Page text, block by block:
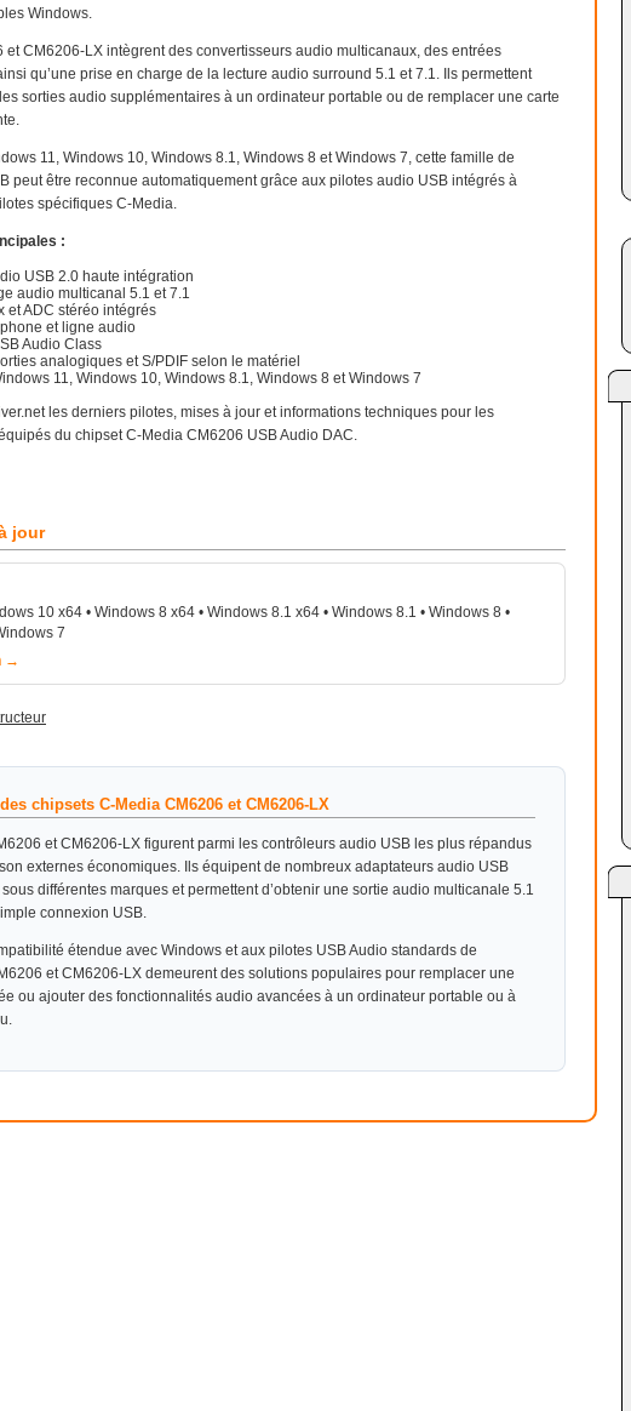
Windows.
et CM6206-LX intègrent des convertisseurs audio multicanaux, des entrées
qu’une prise en charge de la lecture audio surround 5.1 et 7.1. Ils permettent
sorties audio supplémentaires à un ordinateur portable ou de remplacer une carte
11, Windows 10, Windows 8.1, Windows 8 et Windows 7, cette famille de
peut être reconnue automatiquement grâce aux pilotes audio USB intégrés à
spécifiques C-Media.
:
USB 2.0 haute intégration
audio multicanal 5.1 et 7.1
et ADC stéréo intégrés
et ligne audio
Audio Class
analogiques et S/PDIF selon le matériel
11, Windows 10, Windows 8.1, Windows 8 et Windows 7
les derniers pilotes, mises à jour et informations techniques pour les
du chipset C-Media CM6206 USB Audio DAC.
jour
10 x64 • Windows 8 x64 • Windows 8.1 x64 • Windows 8.1 • Windows 8 •
7
→
chipsets C-Media CM6206 et CM6206-LX
et CM6206-LX figurent parmi les contrôleurs audio USB les plus répandus
externes économiques. Ils équipent de nombreux adaptateurs audio USB
différentes marques et permettent d’obtenir une sortie audio multicanale 5.1
connexion USB.
étendue avec Windows et aux pilotes USB Audio standards de
et CM6206-LX demeurent des solutions populaires pour remplacer une
ou ajouter des fonctionnalités audio avancées à un ordinateur portable ou à